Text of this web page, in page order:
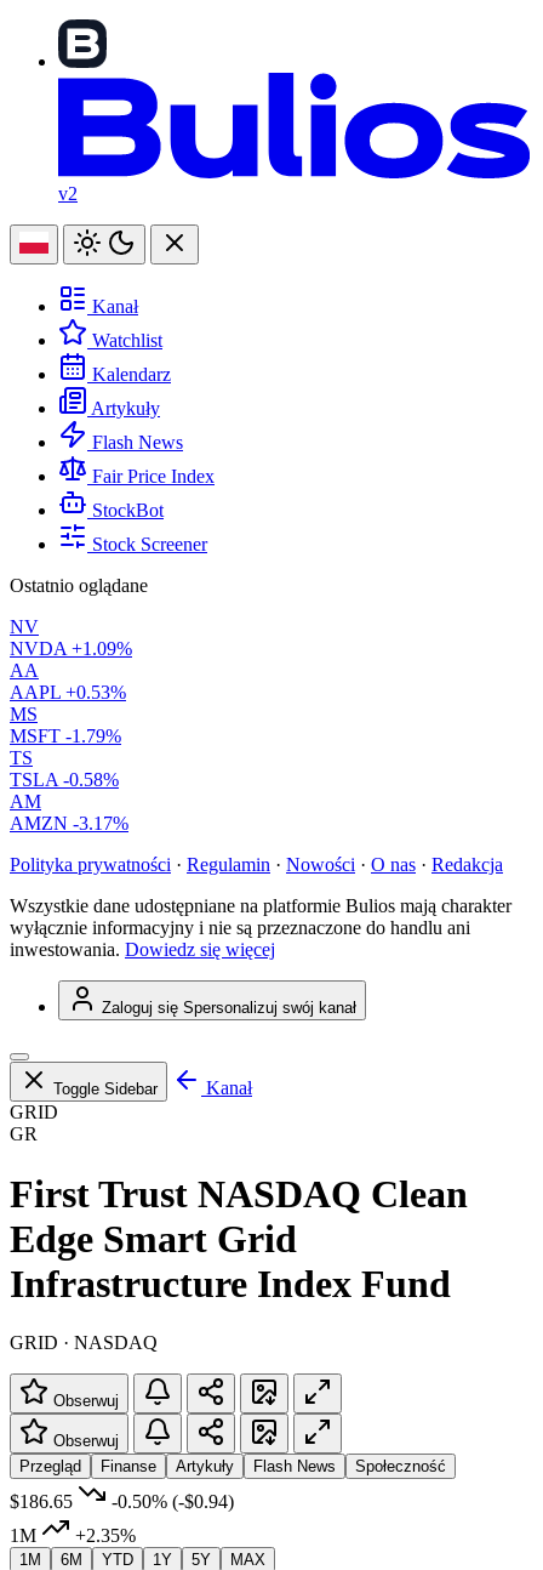
v2
Kanał
Watchlist
Kalendarz
Artykuły
Flash News
Fair Price Index
StockBot
Stock Screener
Ostatnio oglądane
NV
NVDA +1.09%
AA
AAPL +0.53%
MS
MSFT -1.79%
TS
TSLA -0.58%
AM
AMZN -3.17%
Polityka prywatności · Regulamin · Nowości · O nas · Redakcja
Wszystkie dane udostępniane na platformie Bulios mają charakter
wyłącznie informacyjny i nie są przeznaczone do handlu ani
inwestowania. Dowiedz się więcej
Zaloguj się Spersonalizuj swój kanał
Toggle Sidebar
Kanał
GRID
GR
First Trust NASDAQ Clean
Edge Smart Grid
Infrastructure Index Fund
GRID · NASDAQ
Obserwuj
Obserwuj
Przegląd
Finanse Artykuły Flash News Społeczność
$186.65 -0.50% (-$0.94)
1M
+2.35%
1M 6M YTD 1Y 5Y MAX